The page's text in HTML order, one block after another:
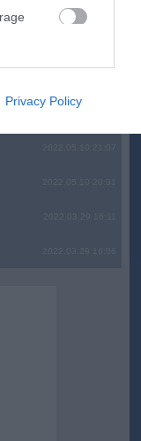
other
Privacy Policy